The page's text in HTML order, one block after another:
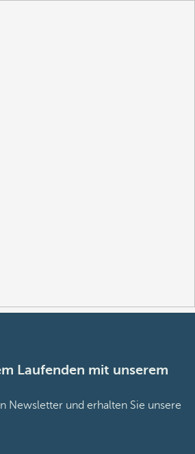
Laufenden mit unserem
Newsletter und erhalten Sie unsere